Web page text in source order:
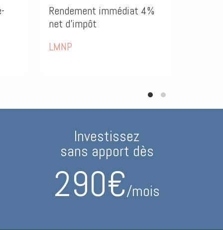
Rendement immédiat 4%
net d'impôt
LMNP
Investissez
sans apport dès
290€/mois